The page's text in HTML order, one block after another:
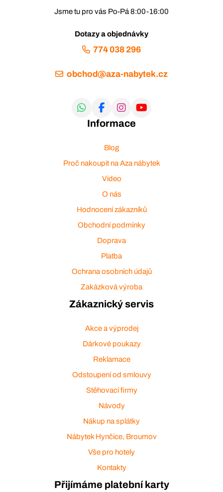
Jsme tu pro vás Po-Pá 8:00-16:00
Dotazy a objednávky
774 038 296
obchod@aza-nabytek.cz
Informace
Blog
Proč nakoupit na Aza nábytek
Video
O nás
Hodnocení zákazníků
Obchodní podmínky
Doprava
Platba
Ochrana osobních údajů
Zakázková výroba
Zákaznický servis
Akce a výprodej
Dárkové poukazy
Reklamace
Odstoupení od smlouvy
Stěhovací firmy
Návody
Nákup na splátky
Nábytek Hynčice, Broumov
Vše pro hotely
Kontakty
Přijímáme platební karty